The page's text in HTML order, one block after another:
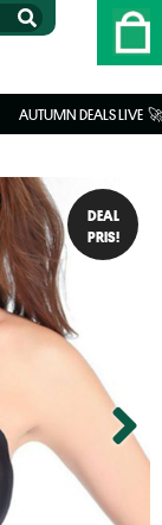
AUTUMN DEALS LIVE
DEAL
PRIS!